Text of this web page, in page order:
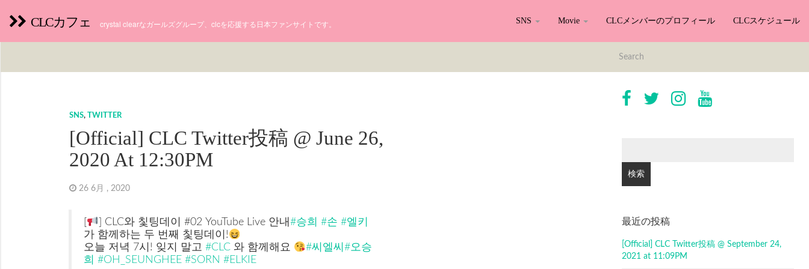
CLCカフェ crystal clearなガールズグループ、clcを応援する日本ファンサイトです。 SNS Movie CLCメンバーのプロフィール CLCスケジュール
SNS,TWITTER
[Official] CLC Twitter投稿 @ June 26,
2020 At 12:30PM
26 6月 , 2020
] CLC와 칯팅데이 #02 YouTube Live 안내 #승희 #손 #엘키
가 함께하는 두 번째 칯팅데이!
오늘 저녁 7시! 잊지 말고 #CLC와 함께해요 #씨엘씨 #오승
희 #OH_SEUNGHEE #SORN #ELKIE
最近の投稿
[Official] CLC Twitter投稿 @ September 24,
2021 at 11:09PM